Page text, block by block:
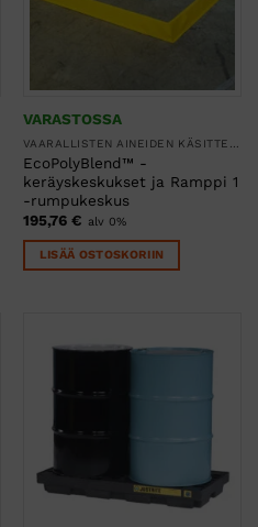
VARASTOSSA
VAARALLISTEN AINEIDEN KÄSITTELY
EcoPolyBlend™ -
keräyskeskukset ja Ramppi 1
-rumpukeskus
195,76 € alv 0%
LISÄÄ OSTOSKORIIN